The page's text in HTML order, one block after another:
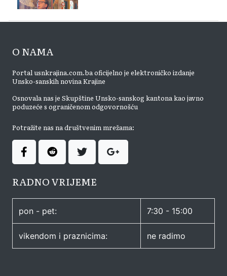
O NAMA
Portal usnkrajina.com.ba oficijelno je elektroničko izdanje
Unsko-sanskih novina Krajine
Osnovala nas je Skupštine Unsko-sanskog kantona kao javno
poduzeće s ograničenom odgovornošću
Potražite nas na društvenim mrežama:
RADNO VRIJEME
pon - pet: 7:30 - 15:00
vikendom i praznicima: ne radimo